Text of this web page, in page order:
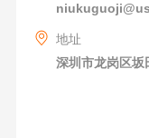
地址
深圳市龙岗区坂